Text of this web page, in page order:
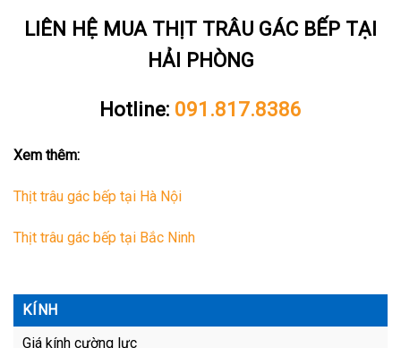
LIÊN HỆ MUA THỊT TRÂU GÁC BẾP TẠI
HẢI PHÒNG
Hotline: 091.817.8386
Xem thêm:
Thịt trâu gác bếp tại Hà Nội
Thịt trâu gác bếp tại Bắc Ninh
KÍNH
Giá kính cường lực